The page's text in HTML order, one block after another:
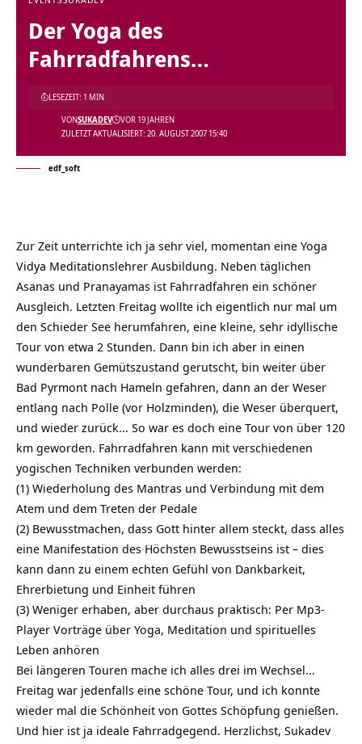
Der Yoga des
Fahrradfahrens…
ZULETZT AKTUALISIERT: 20. AUGUST 2007 15:40
VONSUKADEV VOR 19 JAHREN
LESEZEIT: 1 MIN
edf_soft
Zur Zeit unterrichte ich ja sehr viel, momentan eine Yoga
Vidya Meditationslehrer Ausbildung. Neben täglichen
Asanas und Pranayamas ist Fahrradfahren ein schöner
Ausgleich. Letzten Freitag wollte ich eigentlich nur mal um
den Schieder See herumfahren, eine kleine, sehr idyllische
Tour von etwa 2 Stunden. Dann bin ich aber in einen
wunderbaren Gemütszustand gerutscht, bin weiter über
Bad Pyrmont nach Hameln gefahren, dann an der Weser
entlang nach Polle (vor Holzminden), die Weser überquert,
und wieder zurück… So war es doch eine Tour von über 120
km geworden. Fahrradfahren kann mit verschiedenen
yogischen Techniken verbunden werden:
(1) Wiederholung des Mantras und Verbindung mit dem
Atem und dem Treten der Pedale
(2) Bewusstmachen, dass Gott hinter allem steckt, dass alles
eine Manifestation des Höchsten Bewusstseins ist – dies
kann dann zu einem echten Gefühl von Dankbarkeit,
Ehrerbietung und Einheit führen
(3) Weniger erhaben, aber durchaus praktisch: Per Mp3-
Player Vorträge über Yoga, Meditation und spirituelles
Leben anhören
Bei längeren Touren mache ich alles drei im Wechsel…
Freitag war jedenfalls eine schöne Tour, und ich konnte
wieder mal die Schönheit von Gottes Schöpfung genießen.
Und hier ist ja ideale Fahrradgegend. Herzlichst, Sukadev